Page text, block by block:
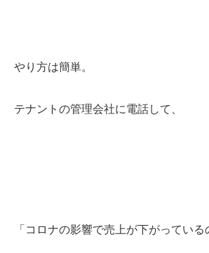
やり方は簡単。
テナントの管理会社に電話して、
「コロナの影響で売上が下がっている